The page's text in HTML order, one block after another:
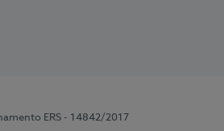
ERS - 14842/2017